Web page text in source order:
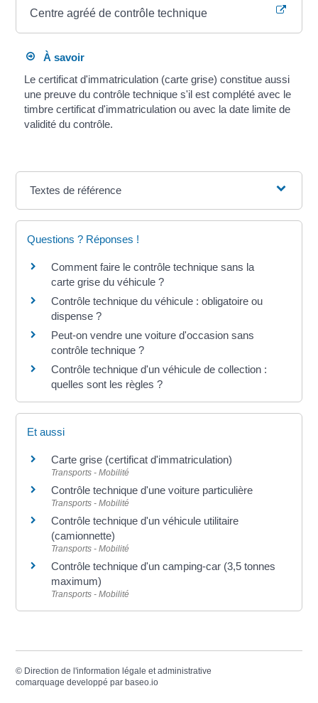
Centre agréé de contrôle technique
À savoir
Le certificat d'immatriculation (carte grise) constitue aussi
une preuve du contrôle technique s'il est complété avec le
timbre certificat d'immatriculation ou avec la date limite de
validité du contrôle.
Textes de référence
Questions ? Réponses !
Comment faire le contrôle technique sans la
carte grise du véhicule ?
Contrôle technique du véhicule : obligatoire ou
dispense ?
Peut-on vendre une voiture d'occasion sans
contrôle technique ?
Contrôle technique d'un véhicule de collection :
quelles sont les règles ?
Et aussi
Carte grise (certificat d'immatriculation)
Transports - Mobilité
Contrôle technique d'une voiture particulière
Transports - Mobilité
Contrôle technique d'un véhicule utilitaire
(camionnette)
Transports - Mobilité
Contrôle technique d'un camping-car (3,5 tonnes
maximum)
Transports - Mobilité
© Direction de l'information légale et administrative
comarquage developpé parbaseo.io